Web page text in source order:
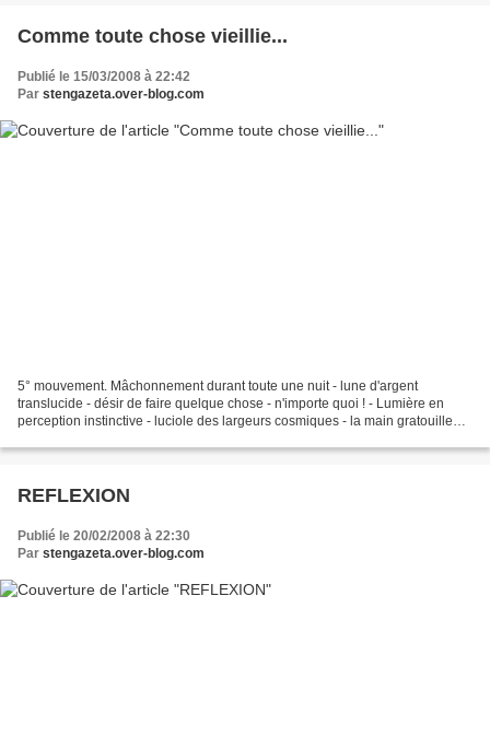
Comme toute chose vieillie...
Publié le 15/03/2008 à 22:42
Par stengazeta.over-blog.com
5° mouvement. Mâchonnement durant toute une nuit - lune d'argent
translucide - désir de faire quelque chose - n'importe quoi ! - Lumière en
perception instinctive - luciole des largeurs cosmiques - la main gratouille
REFLEXION
Publié le 20/02/2008 à 22:30
Par stengazeta.over-blog.com